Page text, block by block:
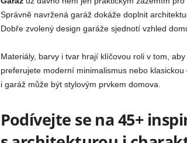
Správně navržená garáž dokáže doplnit
Dobře zvolený design garáže sjednotí vzhled
Materiály, barvy i tvar hrají klíčovou roli v tom,
preferujete moderní minimalismus nebo
i garáž může být stylovým prvkem domova.
Podívejte se na 45+